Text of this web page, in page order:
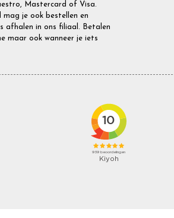
Mastercard of Visa.
mag je ook bestellen en
afhalen in ons filiaal. Betalen
maar ook wanneer je iets